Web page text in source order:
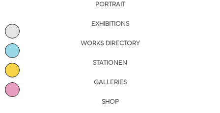
PORTRAIT
EXHIBITIONS
WORKS DIRECTORY
STATIONEN
GALLERIES
SHOP